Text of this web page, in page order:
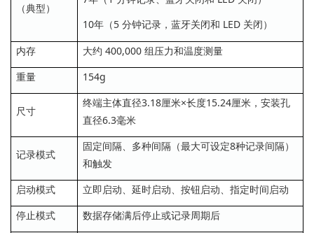
（典型）
10年（5 分钟记录，蓝牙关闭和 LED 关闭）
内存
大约 400,000 组压力和温度测量
重量
154g
尺寸
终端主体直径3.18厘米×长度15.24厘米，安装孔
直径6.3毫米
记录模式
固定间隔、多种间隔（最大可设定8种记录间隔）
和触发
启动模式
立即启动、延时启动、按钮启动、指定时间启动
停止模式
数据存储满后停止或记录周期后